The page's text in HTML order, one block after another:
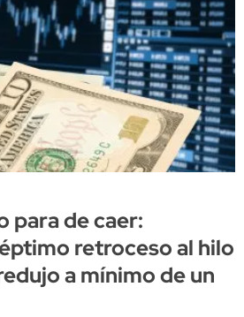
para de caer:
retroceso al hilo
a mínimo de un